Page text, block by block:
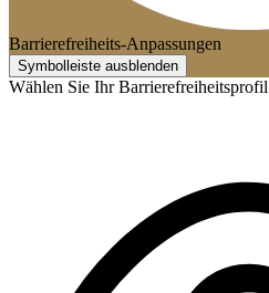
Barrierefreiheits-Anpassungen
Symbolleiste ausblenden
Wählen Sie Ihr Barrierefreiheitsprofil